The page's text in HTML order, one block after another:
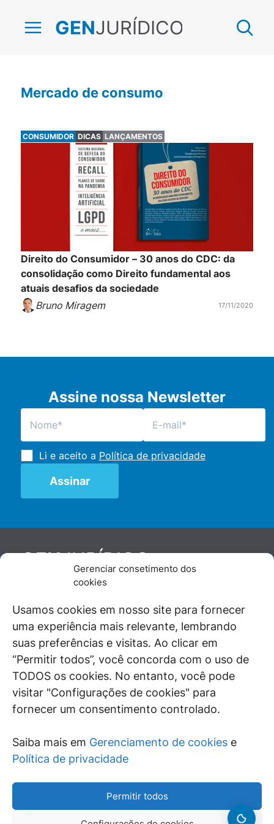
Gerenciar consetimento dos
cookies
Usamos cookies em nosso site para fornecer
uma experiência mais relevante, lembrando
suas preferências e visitas. Ao clicar em
“Permitir todos”, você concorda com o uso de
TODOS os cookies. No entanto, você pode
visitar "Configurações de cookies" para
fornecer um consentimento controlado.
Saiba mais em Gerenciamento de cookies e
Política de privacidade
Permitir todos
GENJURÍDICO
Mercado de consumo
CONSUMIDOR DICAS LANÇAMENTOS
Direito do Consumidor – 30 anos do CDC: da
consolidação como Direito fundamental aos
atuais desafios da sociedade
Bruno Miragem
17/11/2020
Assine nossa Newsletter
Li e aceito a Política de privacidade
GENJURÍDICO
De maneira independente, os autores e
juristas e doutrinadores nacionais, se posicionam
diante de questões relevantes do cotidiano e
universo jurídico.
SIGA